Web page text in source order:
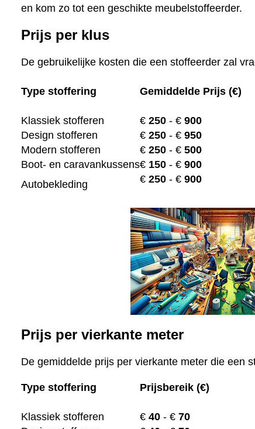
en kom zo tot een geschikte meubelstoffeerder.
Prijs per klus
De gebruikelijke kosten die een stoffeerder zal
Type stoffering Gemiddelde Prijs (€)
Klassiek stofferen €250 - €900
Design stofferen
€250 - €950
Modern stofferen
€250 - €500
Boot- en caravankussens€ 150 - €900
Autobekleding
€250 - €900
Prijs per vierkante meter
De gemiddelde prijs per vierkante meter die een
Type stoffering Prijsbereik (€)
Klassiek stofferen €40 - €70